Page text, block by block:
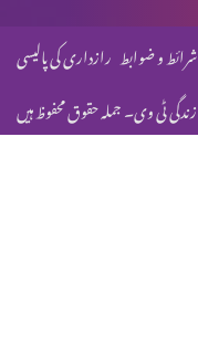
شرائط و ضوابط رازداری کی پالیسی